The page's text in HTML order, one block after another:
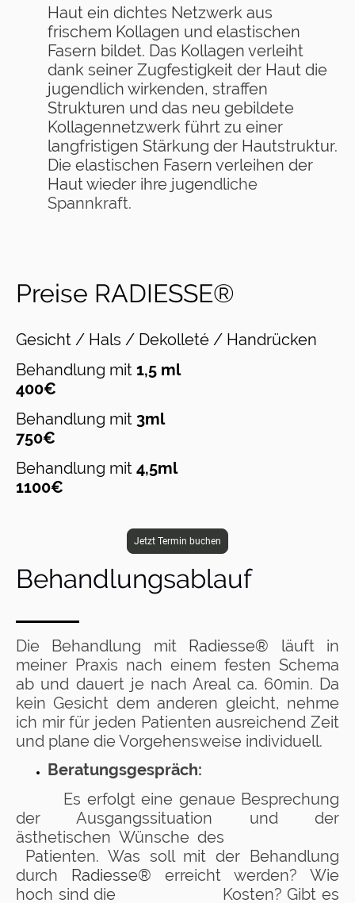
Haut ein dichtes Netzwerk aus
frischem Kollagen und elastischen
Fasern bildet. Das Kollagen verleiht
dank seiner Zugfestigkeit der Haut die
jugendlich wirkenden, straffen
Strukturen und das neu gebildete
Kollagennetzwerk führt zu einer
langfristigen Stärkung der Hautstruktur.
Die elastischen Fasern verleihen der
Haut wieder ihre jugendliche
Spannkraft.
Jetzt Termin buchen
Preise RADIESSE®
Gesicht / Hals / Dekolleté / Handrücken
Behandlung mit 1,5 ml
400€
Behandlung mit 3ml
750€
Behandlung mit 4,5ml
1100€
Behandlungsablauf
Die Behandlung mit Radiesse® läuft in
meiner Praxis nach einem festen Schema
ab und dauert je nach Areal ca. 60min. Da
kein Gesicht dem anderen gleicht, nehme
ich mir für jeden Patienten ausreichend Zeit
und plane die Vorgehensweise individuell.
Beratungsgespräch:
Es erfolgt eine genaue Besprechung
der Ausgangssituation und der
ästhetischen Wünsche des
Patienten. Was soll mit der Behandlung
durch Radiesse® erreicht werden? Wie
hoch sind die Kosten? Gibt es